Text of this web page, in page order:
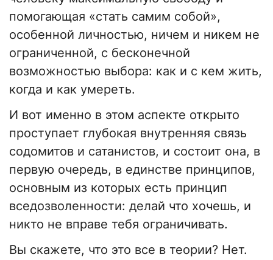
помогающая «стать самим собой»,
особенной личностью, ничем и никем не
ограниченной, с бесконечной
возможностью выбора: как и с кем жить,
когда и как умереть.
И вот именно в этом аспекте открыто
проступает глубокая внутренняя связь
содомитов и сатанистов, и состоит она, в
первую очередь, в единстве принципов,
основным из которых есть принцип
вседозволенности: делай что хочешь, и
никто не вправе тебя ограничивать.
Вы скажете, что это все в теории? Нет.